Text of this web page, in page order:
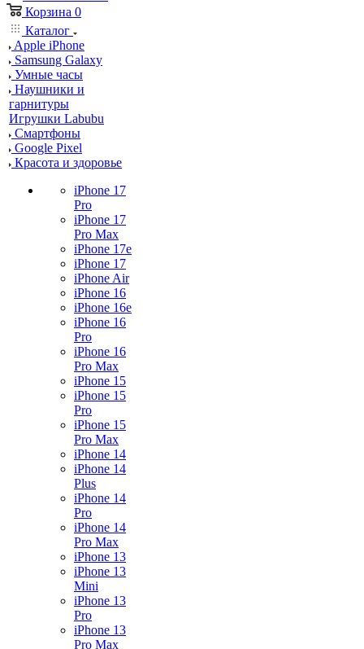
Корзина 0
Каталог
Apple iPhone
Samsung Galaxy
Умные часы
Наушники и
гарнитуры
Игрушки Labubu
Смартфоны
Google Pixel
Красота и здоровье
iPhone 17
Pro
iPhone 17
Pro Max
iPhone 17e
iPhone 17
iPhone Air
iPhone 16
iPhone 16e
iPhone 16
Pro
iPhone 16
Pro Max
iPhone 15
iPhone 15
Pro
iPhone 15
Pro Max
iPhone 14
iPhone 14
Plus
iPhone 14
Pro
iPhone 14
Pro Max
iPhone 13
iPhone 13
Mini
iPhone 13
Pro
iPhone 13
Pro Max